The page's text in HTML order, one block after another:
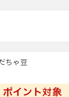
ちゃ豆